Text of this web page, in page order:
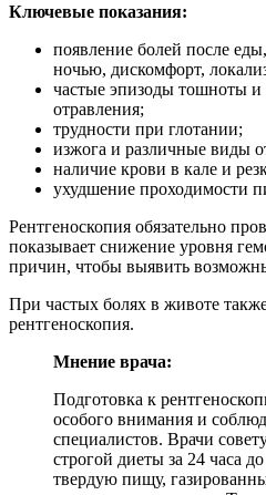
Ключевые показания:
появление болей после
ночью, дискомфорт,
частые эпизоды тошноты и
отравления;
трудности при глотании;
изжога и различные виды
наличие крови в кале и
ухудшение проходимости
Рентгеноскопия обязательно
показывает снижение уровня
причин, чтобы выявить
При частых болях в животе
рентгеноскопия.
Мнение врача:
Подготовка к
особого внимания и
специалистов. Врачи
строгой диеты за 24 часа
твердую пищу,